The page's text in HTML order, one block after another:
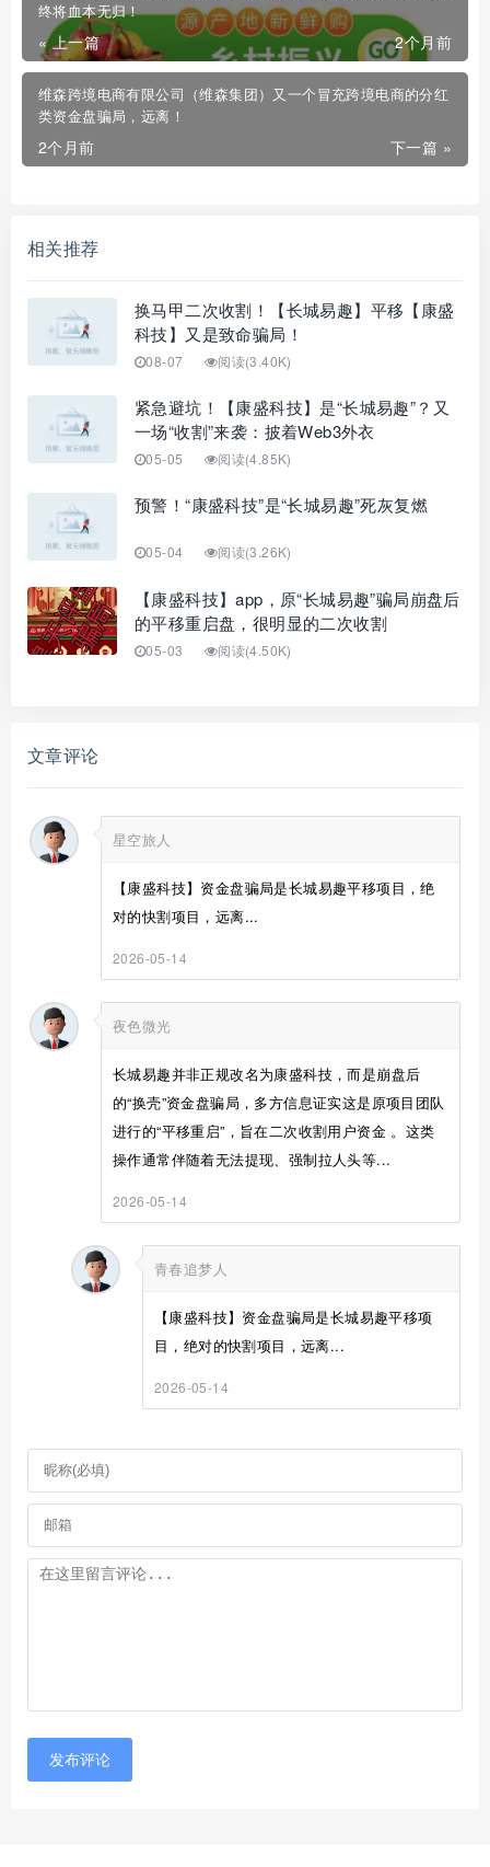
终将血本无归！
« 上一篇 2个月前
维森跨境电商有限公司（维森集团）又一个冒充跨境电商的分红
类资金盘骗局，远离！
下一篇 »
2个月前
相关推荐
换马甲二次收割！【长城易趣】平移【康盛
科技】又是致命骗局！
08-07 阅读(3.40K)
紧急避坑！【康盛科技】是“长城易趣”？又
一场“收割”来袭：披着Web3外衣
05-05 阅读(4.85K)
预警！“康盛科技”是“长城易趣”死灰复燃
05-04 阅读(3.26K)
【康盛科技】app，原“长城易趣”骗局崩盘后
的平移重启盘，很明显的二次收割
05-03 阅读(4.50K)
文章评论
星空旅人
【康盛科技】资金盘骗局是长城易趣平移项目，绝
对的快割项目，远离...
2026-05-14
夜色微光
长城易趣并非正规改名为康盛科技，而是崩盘后
的“换壳”资金盘骗局，多方信息证实这是原项目团队
进行的“平移重启”，旨在二次收割用户资金 。这类
操作通常伴随着无法提现、强制拉人头等...
2026-05-14
青春追梦人
【康盛科技】资金盘骗局是长城易趣平移项
目，绝对的快割项目，远离...
2026-05-14
发布评论